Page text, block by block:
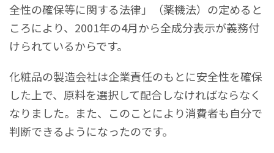
全性の確保等に関する法律」（薬機法）の定めると
ころにより、2001年の4月から全成分表示が義務付
けられているからです。
化粧品の製造会社は企業責任のもとに安全性を確保
した上で、原料を選択して配合しなければならなく
なりました。また、このことにより消費者も自分で
判断できるようになったのです。